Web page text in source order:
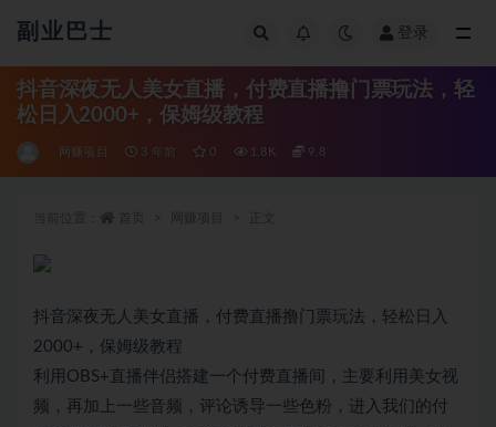
副业巴士 登录
抖音深夜无人美女直播，付费直播撸门票玩法，轻
松日入2000+，保姆级教程
网赚项目 3 年前 0 1.8K 9.8
抖音深夜无人美女直播，付费直播撸门票玩法，轻松日入
2000+，保姆级教程
利用OBS+直播伴侣搭建一个付费直播间，主要利用美女视
频，再加上一些音频，评论诱导一些色粉，进入我们的付